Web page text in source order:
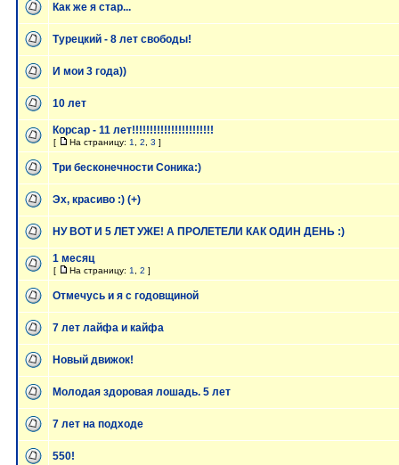
Как же я стар...
Турецкий - 8 лет свободы!
И мои 3 года))
10 лет
Корсар - 11 лет!!!!!!!!!!!!!!!!!!!!!!!
[ На страницу: 1 2 3 ]
Три бесконечности Соника:)
Эх, красиво :) (+)
НУ ВОТ И 5 ЛЕТ УЖЕ! А ПРОЛЕТЕЛИ КАК ОДИН ДЕНЬ :)
1 месяц
[ На страницу: 1 2 ]
Отмечусь и я с годовщиной
7 лет лайфа и кайфа
Новый движок!
Молодая здоровая лошадь. 5 лет
7 лет на подходе
550!